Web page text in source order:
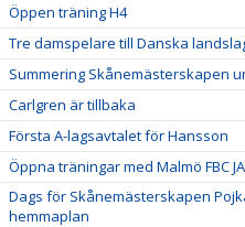
Öppen träning H4
Tre damspelare till Danska
Summering Skånemästerskapen
Carlgren är tillbaka
Första A-lagsavtalet för Hansson
Öppna träningar med Malmö FBC
Dags för Skånemästerskapen
hemmaplan